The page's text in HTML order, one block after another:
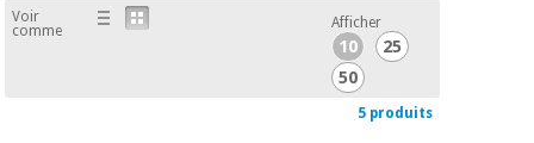
Voir
comme
Afficher
10
25
50
5 produits